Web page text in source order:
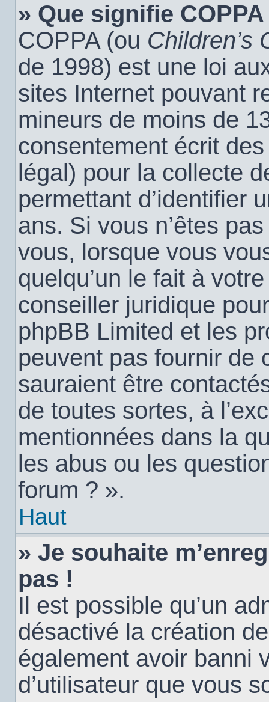
» Que signifie
COPPA (ou Children’s
de 1998) est une loi
sites Internet pouvant
mineurs de moins de
consentement écrit
légal) pour la collecte
permettant d’identifier
ans. Si vous n’êtes
vous, lorsque vous
quelqu’un le fait à
conseiller juridique
phpBB Limited et les
peuvent pas fournir de
sauraient être
de toutes sortes, à
mentionnées dans la
les abus ou les
forum ? ».
Haut
» Je souhaite
pas !
Il est possible qu’un
désactivé la création
également avoir banni
d’utilisateur que vous